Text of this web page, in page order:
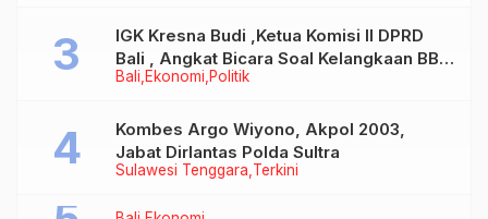
Bali Ekonomi Politik
IGK Kresna Budi ,Ketua Komisi II DPRD
Bali , Angkat Bicara Soal Kelangkaan BBM
Bersubsidi Jenis Solar
Sulawesi Tenggara Terkini
Kombes Argo Wiyono, Akpol 2003,
Jabat Dirlantas Polda Sultra